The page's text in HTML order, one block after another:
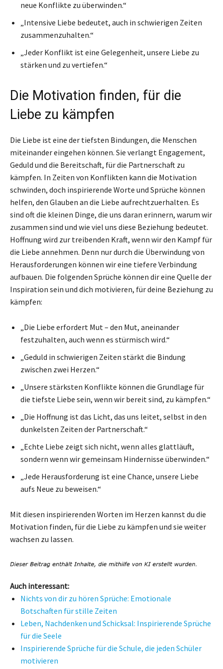
neue Konflikte zu überwinden.“
„Intensive Liebe bedeutet, auch in schwierigen Zeiten
zusammenzuhalten.“
„Jeder Konflikt ist eine Gelegenheit, unsere Liebe zu
stärken und zu vertiefen.“
Die Motivation finden, für die
Liebe zu kämpfen
Die Liebe ist eine der tiefsten Bindungen, die Menschen
miteinander eingehen können. Sie verlangt Engagement,
Geduld und die Bereitschaft, für die Partnerschaft zu
kämpfen. In Zeiten von Konflikten kann die Motivation
schwinden, doch inspirierende Worte und Sprüche können
helfen, den Glauben an die Liebe aufrechtzuerhalten. Es
sind oft die kleinen Dinge, die uns daran erinnern, warum wir
zusammen sind und wie viel uns diese Beziehung bedeutet.
Hoffnung wird zur treibenden Kraft, wenn wir den Kampf für
die Liebe annehmen. Denn nur durch die Überwindung von
Herausforderungen können wir eine tiefere Verbindung
aufbauen. Die folgenden Sprüche können dir eine Quelle der
Inspiration sein und dich motivieren, für deine Beziehung zu
kämpfen:
„Die Liebe erfordert Mut – den Mut, aneinander
festzuhalten, auch wenn es stürmisch wird.“
„Geduld in schwierigen Zeiten stärkt die Bindung
zwischen zwei Herzen.“
„Unsere stärksten Konflikte können die Grundlage für
die tiefste Liebe sein, wenn wir bereit sind, zu kämpfen.“
„Die Hoffnung ist das Licht, das uns leitet, selbst in den
dunkelsten Zeiten der Partnerschaft.“
„Echte Liebe zeigt sich nicht, wenn alles glattläuft,
sondern wenn wir gemeinsam Hindernisse überwinden.“
„Jede Herausforderung ist eine Chance, unsere Liebe
aufs Neue zu beweisen.“
Mit diesen inspirierenden Worten im Herzen kannst du die
Motivation finden, für die Liebe zu kämpfen und sie weiter
wachsen zu lassen.
Auch interessant:
Nichts von dir zu hören Sprüche: Emotionale
Botschaften für stille Zeiten
Leben, Nachdenken und Schicksal: Inspirierende Sprüche
für die Seele
Inspirierende Sprüche für die Schule, die jeden Schüler
motivieren